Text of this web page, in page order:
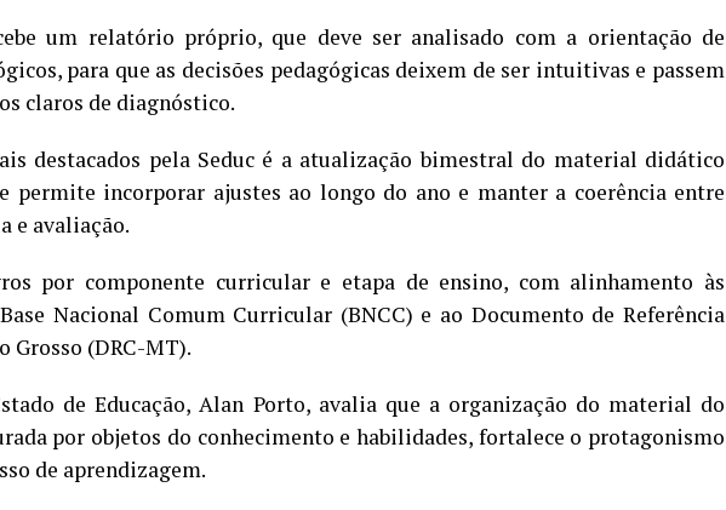
um relatório próprio, que deve ser analisado com a orientação de
para que as decisões pedagógicas deixem de ser intuitivas e passem
claros de diagnóstico.
destacados pela Seduc é a atualização bimestral do material didático
permite incorporar ajustes ao longo do ano e manter a coerência entre
e avaliação.
por componente curricular e etapa de ensino, com alinhamento às
Nacional Comum Curricular (BNCC) e ao Documento de Referência
Grosso (DRC-MT).
de Educação, Alan Porto, avalia que a organização do material do
por objetos do conhecimento e habilidades, fortalece o protagonismo
de aprendizagem.